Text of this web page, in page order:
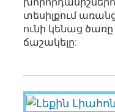
տեսիլքում
ունի կենաց
ճաշակելը: